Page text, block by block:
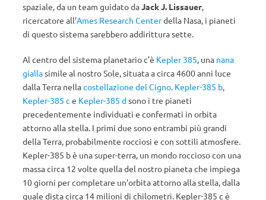
spaziale, da un team guidato daJack J. Lissauer,
ricercatore all’Ames Research Centerdella Nasa, i pianeti
di questo sistema sarebbero addirittura sette.
Al centro del sistema planetario c’è Kepler 385, una nana
giallasimile al nostro Sole, situata a circa 4600 anni luce
dalla Terra nellacostellazione del Cigno. Kepler-385 b,
Kepler-385 c e Kepler-385 dsono i tre pianeti
precedentemente individuati e confermati in orbita
attorno alla stella. I primi due sono entrambi più grandi
della Terra, probabilmente rocciosi e con sottili atmosfere.
Kepler-385 b è una super-terra, un mondo roccioso con una
massa circa 12 volte quella del nostro pianeta che impiega
10 giorni per completare un’orbita attorno alla stella, dalla
quale dista circa 14 milioni di chilometri. Kepler-385 c è